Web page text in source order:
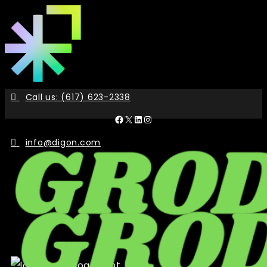
to
content
Call us: (617) 623-2338
Facebook
X LinkedIn
Instagram
info@digon.com